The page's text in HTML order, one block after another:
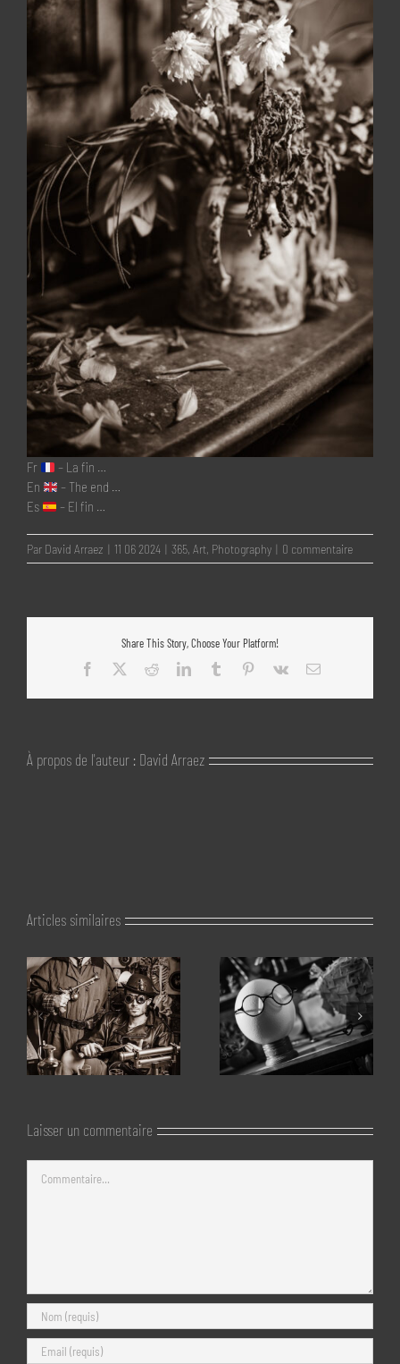
Fr
– La fin …
En
– The end …
Es
– El fin …
Par David Arraez | 11 06 2024 | 365, Art, Photography | 0 commentaire
Share This Story, Choose Your Platform!
Facebook
RedditLinkedInTumblr Pinterest
Vk Email
À propos de l'auteur : David Arraez
Articles similaires
Laisser un commentaire